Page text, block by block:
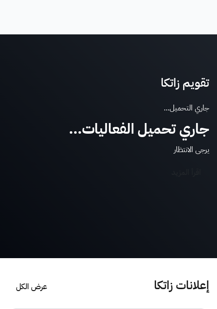
تقويم زاتكا
جاري التحميل...
جاري تحميل الفعاليات...
يرجى الانتظار
إعلانات زاتكا عرض الكل